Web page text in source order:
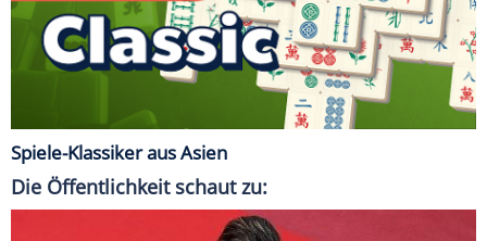
Spiele-Klassiker aus Asien
Die Öffentlichkeit schaut zu: